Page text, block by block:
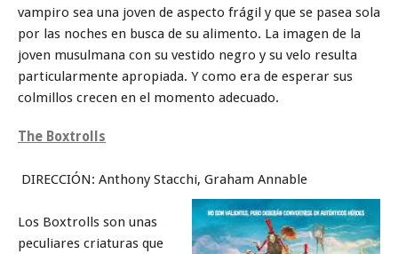
vampiro sea una joven de aspecto frágil y que se pasea sola
por las noches en busca de su alimento. La imagen de la
joven musulmana con su vestido negro y su velo resulta
particularmente apropiada. Y como era de esperar sus
colmillos crecen en el momento adecuado.
The Boxtrolls
DIRECCIÓN: Anthony Stacchi, Graham Annable
Los Boxtrolls son unas
peculiares criaturas que